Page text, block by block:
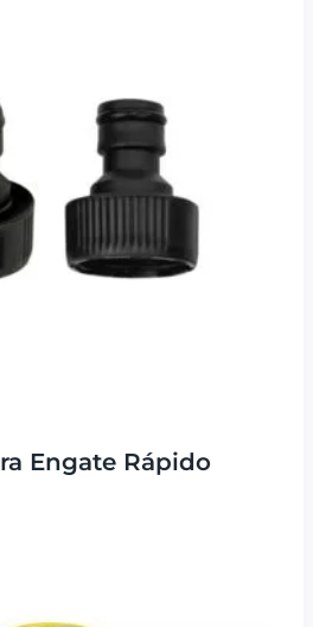
Engate Rápido